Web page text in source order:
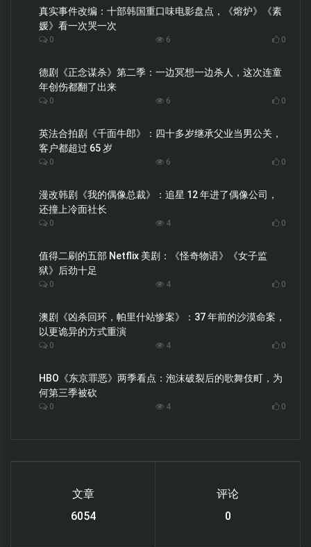
真实事件改编：十部韩国重口味电影盘点，《熔炉》《素
媛》看一次哭一次
0 6 0
德剧《正念谋杀》第二季：一边冥想一边杀人，这次连童
年创伤都翻了出来
0 6 0
英法合拍剧《千面牛郎》：四十多岁继承父业当男公关，
客户都超过 65 岁
0 6 0
漫改韩剧《我的偶像总裁》：追星 12 年进了偶像公司，
还撞上冷面社长
0 4 0
值得二刷的五部 Netflix 美剧：《怪奇物语》《女子监
狱》后劲十足
0 4 0
澳剧《凶杀回环，帕里什站惨案》：37 年前的沙漠命案，
以更诡异的方式重演
0 4 0
HBO《东京罪恶》两季看点：泡沫破裂后的歌舞伎町，为
何第三季被砍
0 4 0
文章
6220
评论
0